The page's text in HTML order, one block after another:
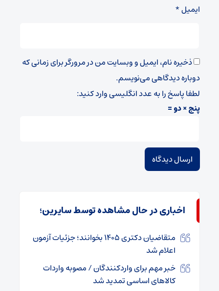
ایمیل*
ذخیره نام، ایمیل و وبسایت من در مرورگر برای زمانی که
دوباره دیدگاهی می‌نویسم.
لطفا پاسخ را به عدد انگلیسی وارد کنید:
پنج × دو =
اخباری در حال مشاهده توسط سایرین؛
متقاضیان دکتری ۱۴۰۵ بخوانند؛ جزئیات آزمون
اعلام شد
خبر مهم برای واردکنندگان / مصوبه واردات
کالا‌های اساسی تمدید شد